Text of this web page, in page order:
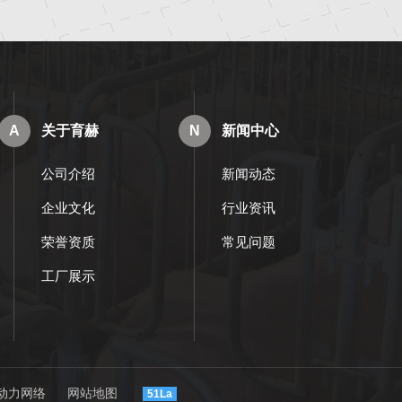
A 关于育赫
公司介绍
企业文化
荣誉资质
工厂展示
N 新闻中心
新闻动态
行业资讯
常见问题
力网络 网站地图 51La